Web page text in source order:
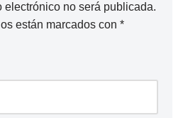
electrónico no será publicada.
están marcados con *